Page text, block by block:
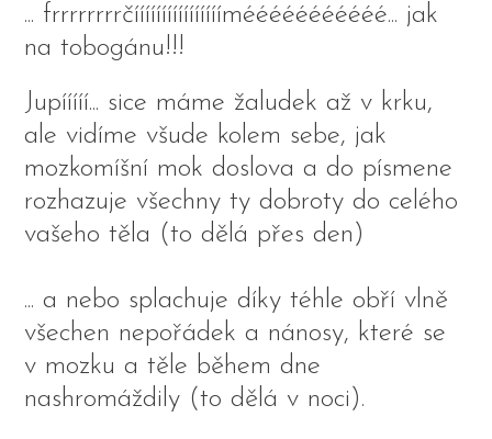
... frrrrrrrrčíííííííííííííííímééééééééééé... jak
na tobogánu!!!
Jupííííí... sice máme žaludek až v krku,
ale vidíme všude kolem sebe, jak
mozkomíšní mok doslova a do písmene
rozhazuje všechny ty dobroty do celého
vašeho těla (to dělá přes den)
... a nebo splachuje díky téhle obří vlně
všechen nepořádek a nánosy, které se
v mozku a těle během dne
nashromáždily (to dělá v noci).